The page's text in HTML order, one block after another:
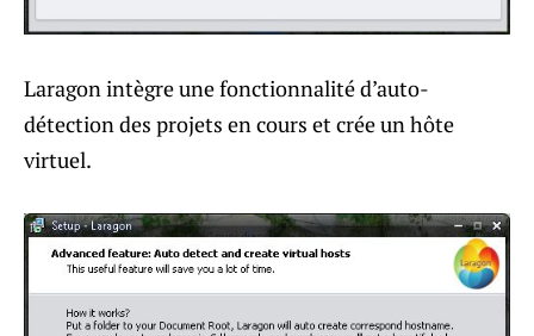
Laragon intègre une fonctionnalité d’auto-
détection des projets en cours et crée un hôte
virtuel.